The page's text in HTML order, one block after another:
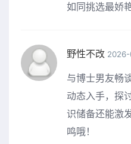
如同挑选最娇
野性不改2026-
与博士男友畅
动态入手，探
识储备还能激
鸣哦！